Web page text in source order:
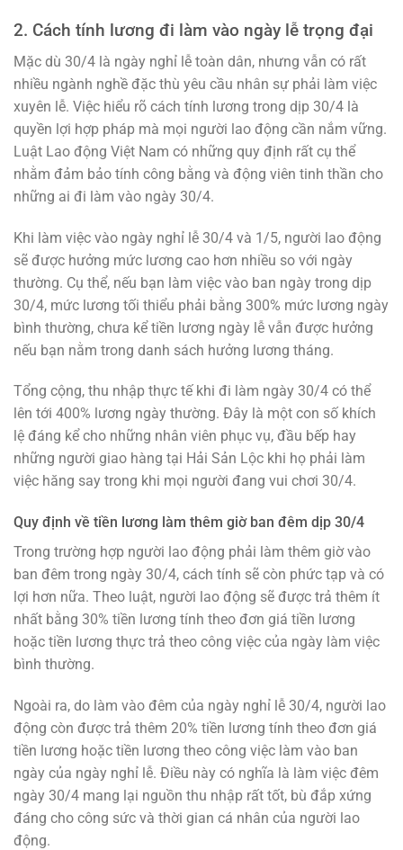
2. Cách tính lương đi làm vào ngày lễ trọng đại
Mặc dù 30/4 là ngày nghỉ lễ toàn dân, nhưng vẫn có rất
nhiều ngành nghề đặc thù yêu cầu nhân sự phải làm việc
xuyên lễ. Việc hiểu rõ cách tính lương trong dịp 30/4 là
quyền lợi hợp pháp mà mọi người lao động cần nắm vững.
Luật Lao động Việt Nam có những quy định rất cụ thể
nhằm đảm bảo tính công bằng và động viên tinh thần cho
những ai đi làm vào ngày 30/4.
Khi làm việc vào ngày nghỉ lễ 30/4 và 1/5, người lao động
sẽ được hưởng mức lương cao hơn nhiều so với ngày
thường. Cụ thể, nếu bạn làm việc vào ban ngày trong dịp
30/4, mức lương tối thiểu phải bằng 300% mức lương ngày
bình thường, chưa kể tiền lương ngày lễ vẫn được hưởng
nếu bạn nằm trong danh sách hưởng lương tháng.
Tổng cộng, thu nhập thực tế khi đi làm ngày 30/4 có thể
lên tới 400% lương ngày thường. Đây là một con số khích
lệ đáng kể cho những nhân viên phục vụ, đầu bếp hay
những người giao hàng tại Hải Sản Lộc khi họ phải làm
việc hăng say trong khi mọi người đang vui chơi 30/4.
Quy định về tiền lương làm thêm giờ ban đêm dịp 30/4
Trong trường hợp người lao động phải làm thêm giờ vào
ban đêm trong ngày 30/4, cách tính sẽ còn phức tạp và có
lợi hơn nữa. Theo luật, người lao động sẽ được trả thêm ít
nhất bằng 30% tiền lương tính theo đơn giá tiền lương
hoặc tiền lương thực trả theo công việc của ngày làm việc
bình thường.
Ngoài ra, do làm vào đêm của ngày nghỉ lễ 30/4, người lao
động còn được trả thêm 20% tiền lương tính theo đơn giá
tiền lương hoặc tiền lương theo công việc làm vào ban
ngày của ngày nghỉ lễ. Điều này có nghĩa là làm việc đêm
ngày 30/4 mang lại nguồn thu nhập rất tốt, bù đắp xứng
đáng cho công sức và thời gian cá nhân của người lao
động.